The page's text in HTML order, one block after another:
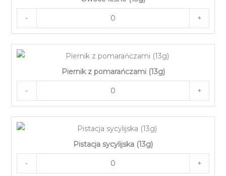
- +
Piernik z pomarańczami (13g)
- +
Pistacja sycylijska (13g)
- +